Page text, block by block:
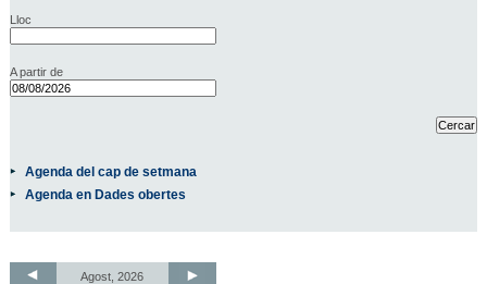
Lloc
A partir de
Agenda del cap de setmana
Agenda en Dades obertes
Agost, 2026